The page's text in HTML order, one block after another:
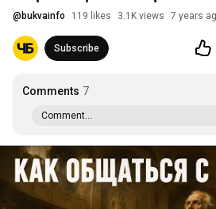
@ bukvainfo 119 likes 3.1K views 7 years
Subscribe
Comments 7
Comment...